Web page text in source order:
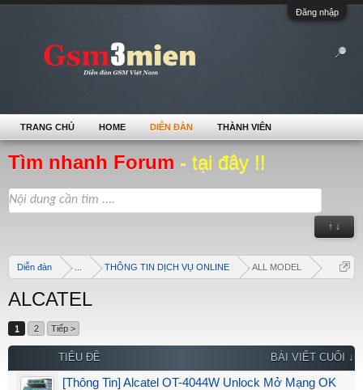
Đăng nhập
Tìm nhanh Forum - tại đây !!
↑ ↓
Diễn đàn THÔNG TIN DỊCH VỤ ONLINE ALL MODEL
ALCATEL
1 2 Tiếp >
TIÊU ĐỀ BÀI VIẾT CUỐI ↓
[Thông Tin] Alcatel OT-4044W Unlock Mở Mạng OK
TRANG CHỦ HOME DIỄN ĐÀN THÀNH VIÊN